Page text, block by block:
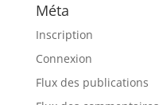
Méta
Inscription
Connexion
Flux des publications